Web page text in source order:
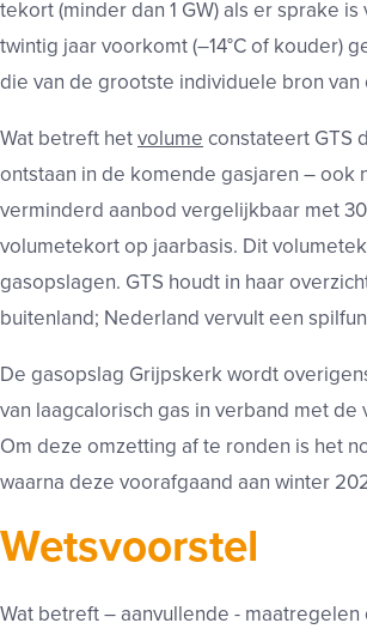
tekort (minder dan 1 GW) als er sprake
twintig jaar voorkomt (–14°C of kouder)
die van de grootste individuele bron van
Wat betreft hetvolume constateert GTS
ontstaan in de komende gasjaren – ook
verminderd aanbod vergelijkbaar met
volumetekort op jaarbasis. Dit
gasopslagen. GTS houdt in haar
buitenland; Nederland vervult een
De gasopslag Grijpskerk wordt
van laagcalorisch gas in verband met
Om deze omzetting af te ronden is het
waarna deze voorafgaand aan winter
Wetsvoorstel
Wat betreft – aanvullende -